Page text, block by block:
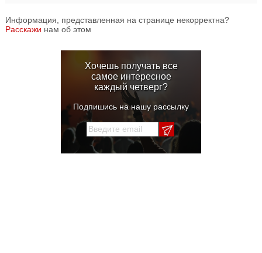
Информация, представленная на странице некорректна?
Расскажи нам об этом
Хочешь получать все
самое интересное
каждый четверг?
Подпишись на нашу рассылку